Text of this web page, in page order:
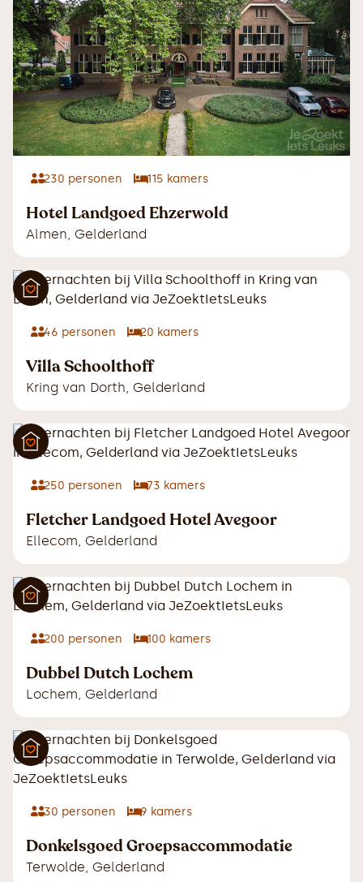
230 personen 115 kamers
Hotel Landgoed Ehzerwold
Almen, Gelderland
46 personen 20 kamers
Villa Schoolthoff
Kring van Dorth, Gelderland
250 personen 73 kamers
Fletcher Landgoed Hotel Avegoor
Ellecom, Gelderland
200 personen 100 kamers
Dubbel Dutch Lochem
Lochem, Gelderland
30 personen 9 kamers
Donkelsgoed Groepsaccommodatie
Terwolde, Gelderland